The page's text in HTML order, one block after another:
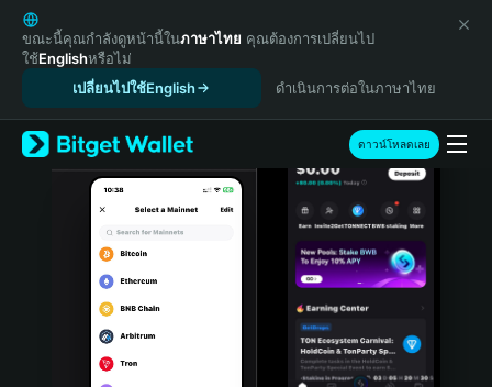
English
日本語
Tiếng Việt
Español (Latinoamérica)
Türkçe
Italiano
Português (Portugal)
Bahasa Indonesia
ขณะนี้คุณกำลังดูหน้านี้ในภาษาไทย คุณต้องการเปลี่ยนไป
ใช้Englishหรือไม่
เปลี่ยนไปใช้English
ดำเนินการต่อในภาษาไทย
ดาวน์โหลดเลย